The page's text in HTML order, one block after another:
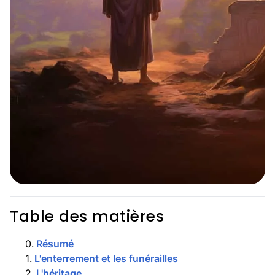
Table des matières
0. Résumé
1. L'enterrement et les funérailles